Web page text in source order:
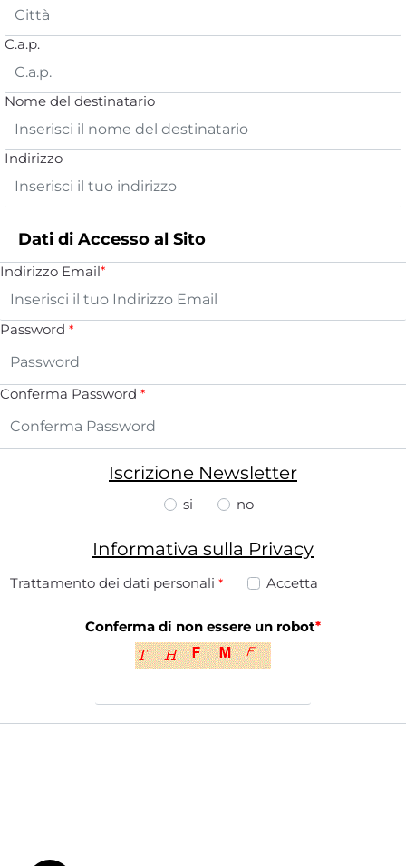
C.a.p.
Nome del destinatario
Indirizzo
Dati di Accesso al Sito
Indirizzo Email*
Password *
Conferma Password *
Iscrizione Newsletter
si no
Informativa sulla Privacy
Trattamento dei dati personali *
Trattamento dei dati personali * Accetta
Conferma di non essere un robot*